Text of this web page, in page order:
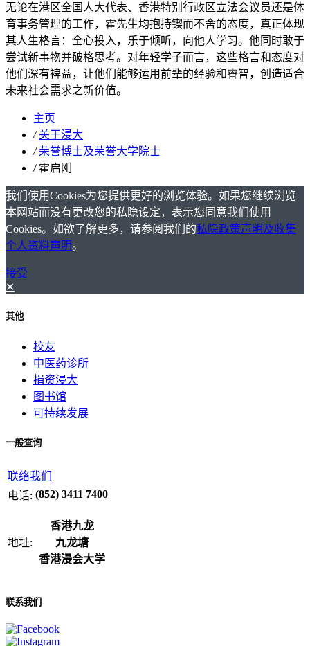
无论在港区全国人大代表、香港特别行政区立法会议员还是体
育事务管理的工作，霍先生均抱持锲而不舍的态度，真正体现
其人生格言：全心投入，乐于倾听，向他人学习。他同时敢于
尝试新事物并破格思考。对年轻学子而言，这些格言和态度对
他们深有禆益，让他们能够运用前辈的经验和睿智，创造适合
未来社会需求之新价值。
主页
/ 关于浸大
/ 荣誉博士及荣誉大学院士
/ 霍启刚
我们使用Cookies为您提供更好的浏览体验。如果您继续浏览
本网站而没有更改您的私隐设定，表示您同意我们使用
Cookies。如欲了解更多，请参阅我们的私隐政策声明及收集
个人资料声明。
接受
✕
其他
校友
中医药诊所
捐资浸大
图书馆
可持续发展
一般查询
联络我们
电话: (852) 3411 7400
地址:
香港九龙
九龙塘
香港浸会大学
联系我们